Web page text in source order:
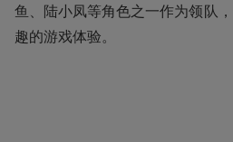
鱼、陆小凤等角色之一作为领队
趣的游戏体验。